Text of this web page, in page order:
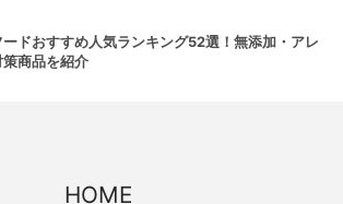
ードおすすめ人気ランキング52選！無添加・アレ
策商品を紹介
HOME